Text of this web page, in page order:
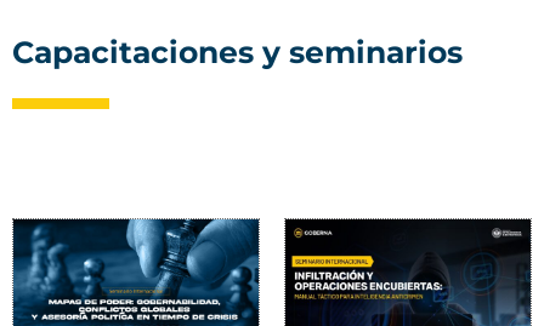
Capacitaciones y seminarios